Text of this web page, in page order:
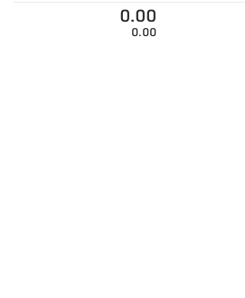
0.00
0.00